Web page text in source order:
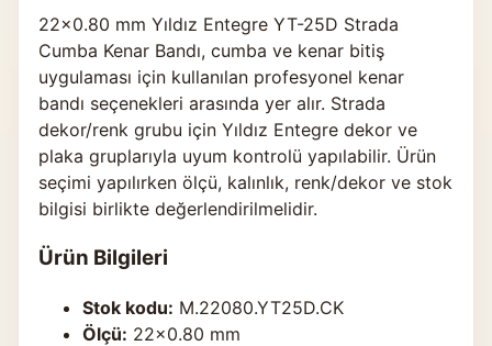
22×0.80 mm Yıldız Entegre YT-25D Strada
Cumba Kenar Bandı, cumba ve kenar bitiş
uygulaması için kullanılan profesyonel kenar
bandı seçenekleri arasında yer alır. Strada
dekor/renk grubu için Yıldız Entegre dekor ve
plaka gruplarıyla uyum kontrolü yapılabilir. Ürün
seçimi yapılırken ölçü, kalınlık, renk/dekor ve stok
bilgisi birlikte değerlendirilmelidir.
Ürün Bilgileri
Stok kodu: M.22080.YT25D.CK
Ölçü: 22×0.80 mm